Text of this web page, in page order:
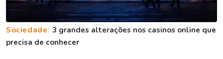
Sociedade: 3 grandes alterações nos casinos online que
precisa de conhecer